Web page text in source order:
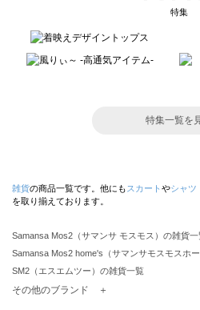
特集
特集一覧を
雑貨の商品一覧です。他にも スカート やシャツ
を取り揃えております。
Samansa Mos2（サマンサ モスモス）の雑貨一
Samansa Mos2 home's（サマンサモスモスホ
SM2（エスエムツー）の雑貨一覧
TSUHARU by Samansa Mos2（ツハルバイサ
その他のブランド ＋